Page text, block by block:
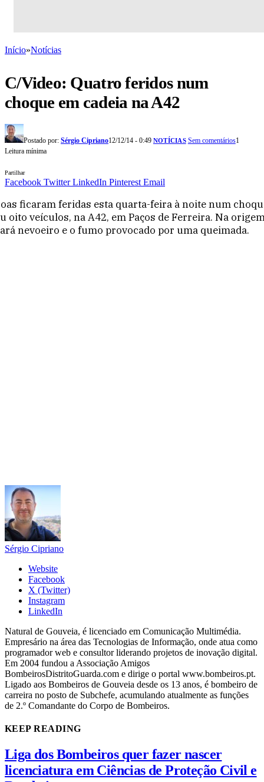
Início»Notícias
C/Video: Quatro feridos num
choque em cadeia na A42
Postado por: Sérgio Cipriano12/12/14 - 0:49 NOTÍCIAS Sem comentários1
Leitura mínima
Partilhar
Facebook Twitter LinkedIn Pinterest Email
ficaram feridas esta quarta-feira à noite num
oito veículos, na A42, em Paços de Ferreira. Na
nevoeiro e o fumo provocado por uma queimada.
Sérgio Cipriano
Website
Facebook
X (Twitter)
Instagram
LinkedIn
Natural de Gouveia, é licenciado em Comunicação Multimédia.
Empresário na área das Tecnologias de Informação, onde atua como
programador web e consultor liderando projetos de inovação digital.
Em 2004 fundou a Associação Amigos
BombeirosDistritoGuarda.com e dirige o portal www.bombeiros.pt.
Ligado aos Bombeiros de Gouveia desde os 13 anos, é bombeiro de
carreira no posto de Subchefe, acumulando atualmente as funções
de 2.º Comandante do Corpo de Bombeiros.
KEEP READING
Liga dos Bombeiros quer fazer nascer
licenciatura em Ciências de Proteção Civil e